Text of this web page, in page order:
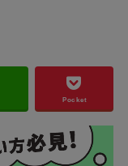
Pocket